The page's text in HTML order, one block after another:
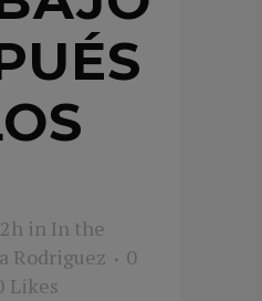
in In the
Rodriguez
0
Likes